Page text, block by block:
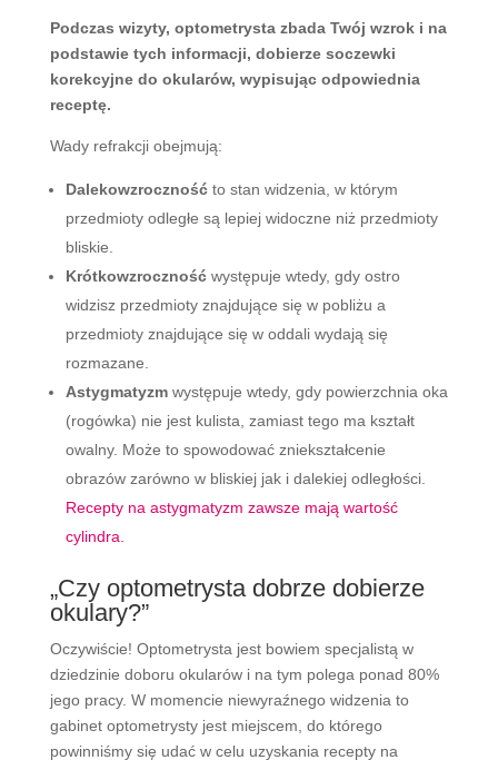
Podczas wizyty, optometrysta zbada Twój wzrok i na
podstawie tych informacji, dobierze soczewki
korekcyjne do okularów, wypisując odpowiednia
receptę.
Wady refrakcji obejmują:
Dalekowzrocznośćto stan widzenia, w którym
przedmioty odległe są lepiej widoczne niż przedmioty
bliskie.
Krótkowzroczność występuje wtedy, gdy ostro
widzisz przedmioty znajdujące się w pobliżu a
przedmioty znajdujące się w oddali wydają się
rozmazane.
Astygmatyzm występuje wtedy, gdy powierzchnia oka
(rogówka) nie jest kulista, zamiast tego ma kształt
owalny. Może to spowodować zniekształcenie
obrazów zarówno w bliskiej jak i dalekiej odległości.
Recepty na astygmatyzm zawsze mają wartość
cylindra.
„Czy optometrysta dobrze dobierze
okulary?”
Oczywiście! Optometrysta jest bowiem specjalistą w
dziedzinie doboru okularów i na tym polega ponad 80%
jego pracy. W momencie niewyraźnego widzenia to
gabinet optometrysty jest miejscem, do którego
powinniśmy się udać w celu uzyskania recepty na